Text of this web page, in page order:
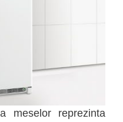
meselor reprezinta